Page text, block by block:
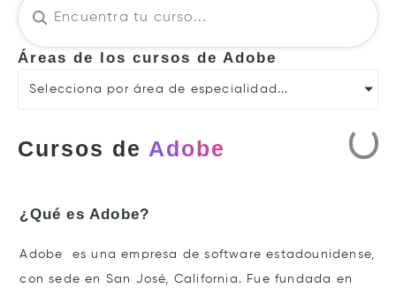
Áreas de los cursos de Adobe
Selecciona por área de especialidad...
Cursos de Adobe
¿Qué es Adobe?
Adobe es una empresa de software estadounidense,
con sede en San José, California. Fue fundada en